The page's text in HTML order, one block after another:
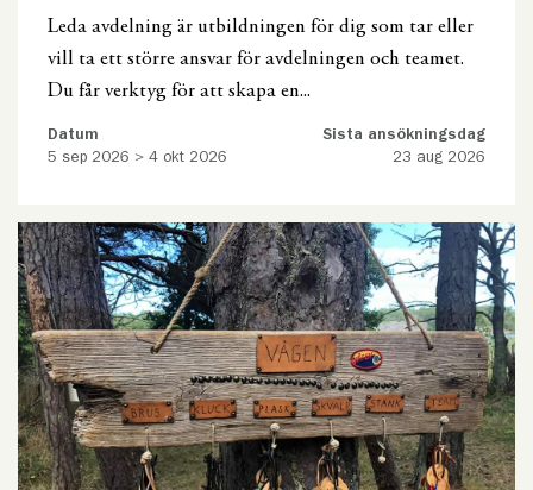
Leda avdelning är utbildningen för dig som tar eller
vill ta ett större ansvar för avdelningen och teamet.
Du får verktyg för att skapa en...
Datum
5 sep 2026 > 4 okt 2026
Sista ansökningsdag
23 aug 2026